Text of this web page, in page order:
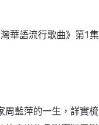
華語流行歌曲》第1集
周藍萍的一生，詳實